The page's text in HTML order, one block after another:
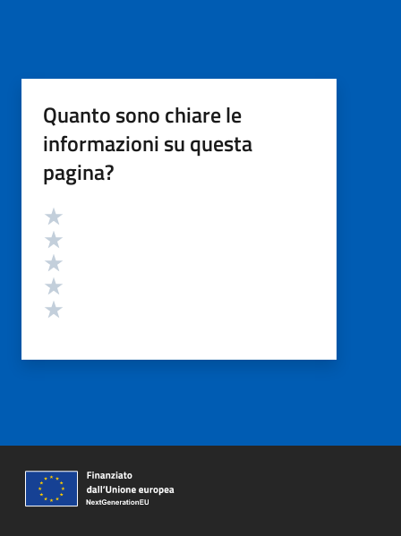
Quanto sono chiare le
informazioni su questa
pagina?
Valutazione